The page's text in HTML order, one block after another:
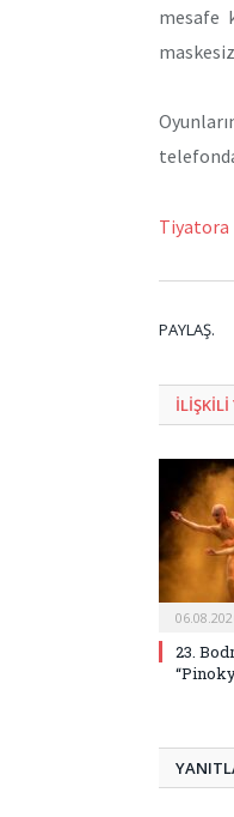
mesafe
Tiyatora
PAYLAŞ.
ILIŞKILI
23.